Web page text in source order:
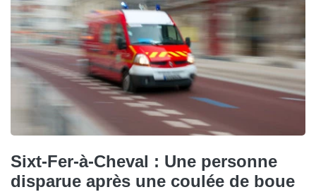
Sixt-Fer-à-Cheval : Une personne
disparue après une coulée de boue